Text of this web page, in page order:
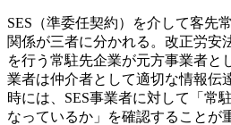
SES（準委任契約）を介して客先
関係が三者に分かれる。改正労安
を行う常駐先企業が元方事業者と
業者は仲介者として適切な情報伝
時には、SES事業者に対して「常
なっているか」を確認することが